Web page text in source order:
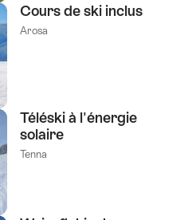
Cours de ski inclus
Arosa
Téléski à l'énergie
solaire
Tenna